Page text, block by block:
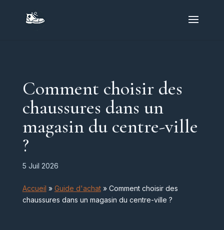
Comment choisir des
chaussures dans un
magasin du centre-ville
?
5 Juil 2026
Accueil » Guide d'achat» Comment choisir des
chaussures dans un magasin du centre-ville ?